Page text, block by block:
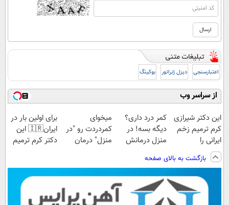
اعتبارسنجی دیزل ژنراتور بوکینگ
از سراسر وب
این دکتر شیرازی
کرم ترمیم زخم
ایرانی را
ساخت!!!
کمر درد داری؟
دیگه بسه! در
منزل درمانش
(◀پرسش‌نامه)
میخوای
کمردردت رو "در
منزل" درمان
برای اولین بار در
ایران🇮🇷 این
دکتر کرم ترمیم
بازگشت به بالای صفحه